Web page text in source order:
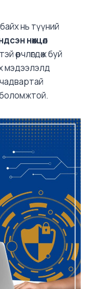
байх нь түүний
нөхцөл
өөрчлөгдөж буй
мэдээлэлд